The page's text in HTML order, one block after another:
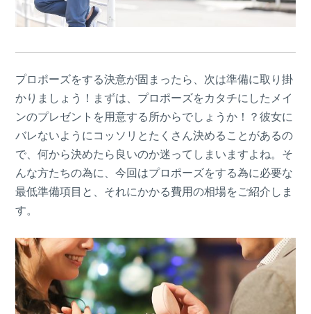
プロポーズをする決意が固まったら、次は準備に取り掛
かりましょう！まずは、プロポーズをカタチにしたメイ
ンのプレゼントを用意する所からでしょうか！？彼女に
バレないようにコッソリとたくさん決めることがあるの
で、何から決めたら良いのか迷ってしまいますよね。そ
んな方たちの為に、今回はプロポーズをする為に必要な
最低準備項目と、それにかかる費用の相場をご紹介しま
す。